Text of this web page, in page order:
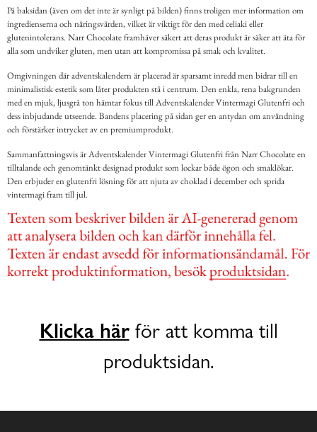
På baksidan (även om det inte är synligt på bilden) finns troligen mer information om
ingredienserna och näringsvärden, vilket är viktigt för den med celiaki eller
glutenintolerans. Narr Chocolate framhäver säkert att deras produkt är säker att äta för
alla som undviker gluten, men utan att kompromissa på smak och kvalitet.
Omgivningen där adventskalendern är placerad är sparsamt inredd men bidrar till en
minimalistisk estetik som låter produkten stå i centrum. Den enkla, rena bakgrunden
med en mjuk, ljusgrå ton hämtar fokus till Adventskalender Vintermagi Glutenfri och
dess inbjudande utseende. Bandens placering på sidan ger en antydan om användning
och förstärker intrycket av en premiumprodukt.
Sammanfattningsvis är Adventskalender Vintermagi Glutenfri från Narr Chocolate en
tilltalande och genomtänkt designad produkt som lockar både ögon och smaklökar.
Den erbjuder en glutenfri lösning för att njuta av choklad i december och sprida
vintermagi fram till jul.
Klicka härför att komma till
produktsidan.